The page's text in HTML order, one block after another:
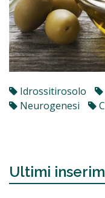
Idrossitirosolo
Neurogenesi
Ultimi